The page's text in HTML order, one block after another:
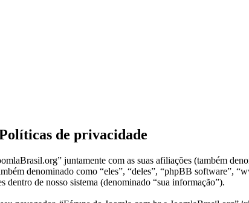
de privacidade
juntamente com as suas afiliações (também
denominado como “eles”, “deles”, “phpBB software”,
dentro de nosso sistema (denominado “sua informação”).